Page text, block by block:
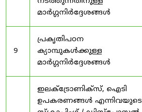
മാർഗ്ഗനിർദ്ദേശങ്ങൾ
9
പ്രകൃതിപഠന
ക്യാമ്പുകൾക്കുള്ള
മാർഗ്ഗനിർദ്ദേശങ്ങൾ
ഇലക്‌ട്രോണിക്‌സ്, ഐടി
ഉപകരണങ്ങൾ എന്നിവയുടെ